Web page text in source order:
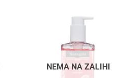
NEMA NA ZALIHI